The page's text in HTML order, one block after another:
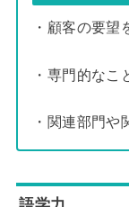
・顧客の要望
・専門的なこ
・関連部門や